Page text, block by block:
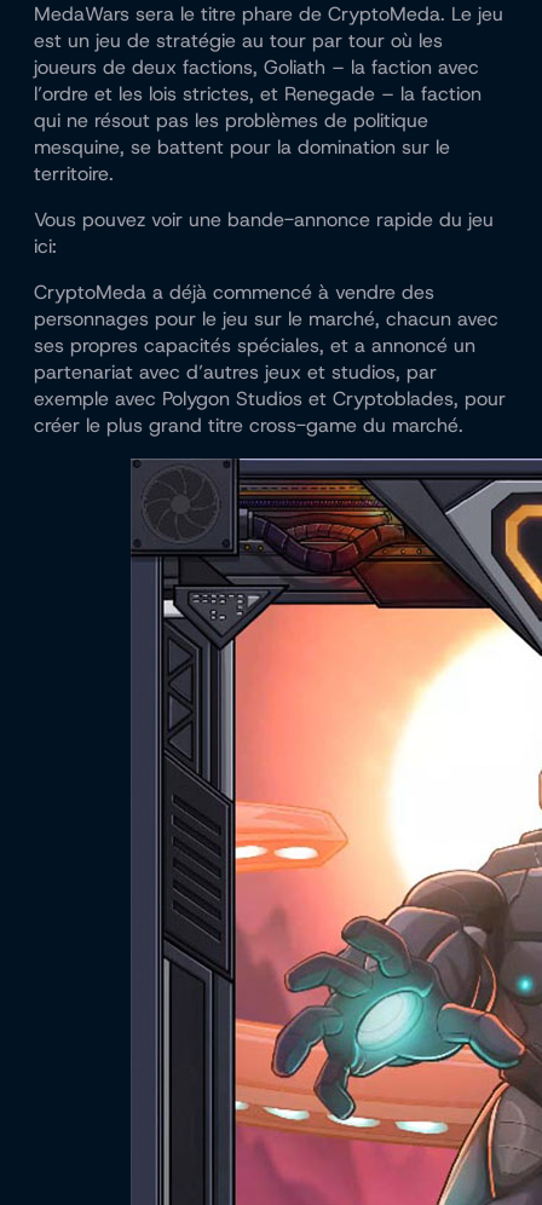
MedaWars sera le titre phare de CryptoMeda. Le jeu
est un jeu de stratégie au tour par tour où les
joueurs de deux factions, Goliath – la faction avec
l’ordre et les lois strictes, et Renegade – la faction
qui ne résout pas les problèmes de politique
mesquine, se battent pour la domination sur le
territoire.
Vous pouvez voir une bande-annonce rapide du jeu
ici:
CryptoMeda a déjà commencé à vendre des
personnages pour le jeu sur le marché, chacun avec
ses propres capacités spéciales, et a annoncé un
partenariat avec d’autres jeux et studios, par
exemple avec Polygon Studios et Cryptoblades, pour
créer le plus grand titre cross-game du marché.